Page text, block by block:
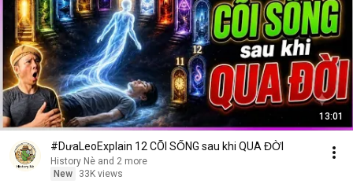
13:01
#DưaLeoExplain 12 CÕI SỐNG sau khi QUA ĐỜI
History Nè and 2 more
New
33K views